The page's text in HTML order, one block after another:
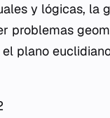
y lógicas, la
problemas
plano